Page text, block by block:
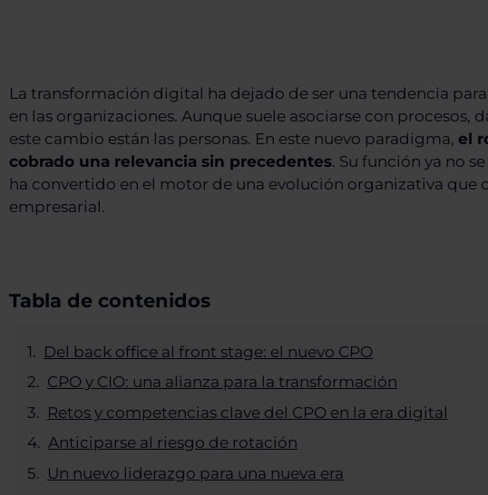
La transformación digital ha dejado de ser una tendencia
en las organizaciones. Aunque suele asociarse con procesos,
este cambio están las personas. En este nuevo paradigma, el
cobrado una relevancia sin precedentes. Su función ya no
ha convertido en el motor de una evolución organizativa
empresarial.
Tabla de contenidos
Del back office al front stage: el nuevo CPO
CPO y CIO: una alianza para la transformación
Retos y competencias clave del CPO en la era digital
Anticiparse al riesgo de rotación
Un nuevo liderazgo para una nueva era